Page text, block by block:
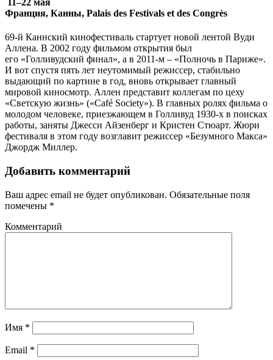
11–22 мая
Франция, Канны, Palais des Festivals et des Congrès
69-й Каннский кинофестиваль стартует новой лентой Вуди
Аллена. В 2002 году фильмом открытия был
его «Голливудский финал», а в 2011-м – «Полночь в Париже».
И вот спустя пять лет неутомимый режиссер, стабильно
выдающий по картине в год, вновь открывает главный
мировой киносмотр. Аллен представит коллегам по цеху
«Светскую жизнь» («Café Society»). В главных ролях фильма о
молодом человеке, приезжающем в Голливуд 1930-х в поисках
работы, заняты Джесси Айзенберг и Кристен Стюарт. Жюри
фестиваля в этом году возглавит режиссер «Безумного Макса»
Джордж Миллер.
Добавить комментарий
Ваш адрес email не будет опубликован. Обязательные поля
помечены *
Комментарий
Имя *
Email *